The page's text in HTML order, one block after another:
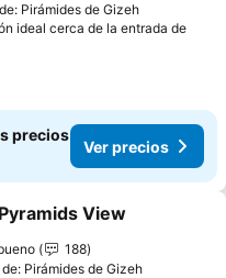
Pirámides de Gizeh
ideal cerca de la entrada de
precios
Ver precios
a favoritos
View
188
de: Pirámides de Gizeh